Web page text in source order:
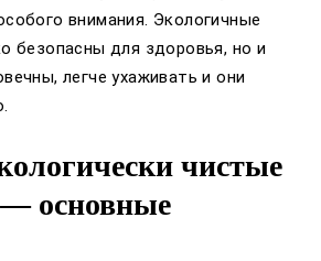
внимания. Экологичные
безопасны для здоровья, но и
легче ухаживать и они
чистые
основные